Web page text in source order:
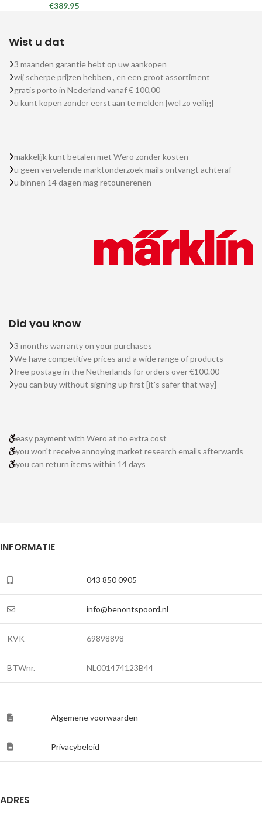
€389.95
Wist u dat
3 maanden garantie hebt op uw aankopen
wij scherpe prijzen hebben , en een groot assortiment
gratis porto in Nederland vanaf € 100,00
u kunt kopen zonder eerst aan te melden [wel zo veilig]
makkelijk kunt betalen met Wero zonder kosten
u geen vervelende marktonderzoek mails ontvangt achteraf
u binnen 14 dagen mag retounerenen
Did you know
3 months warranty on your purchases
We have competitive prices and a wide range of products
free postage in the Netherlands for orders over €100.00
you can buy without signing up first [it's safer that way]
easy payment with Wero at no extra cost
you won't receive annoying market research emails afterwards
you can return items within 14 days
INFORMATIE
043 850 0905
info@benontspoord.nl
KVK 69898898
BTWnr. NL001474123B44
Algemene voorwaarden
Privacybeleid
ADRES